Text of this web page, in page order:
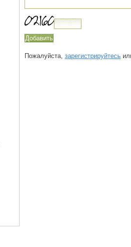
Пожалуйста, зарегистрируйтесь